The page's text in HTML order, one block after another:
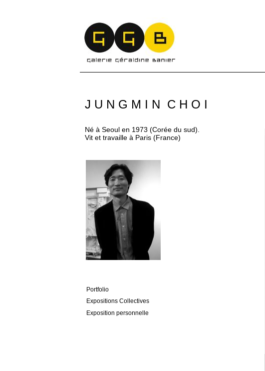
Portfolio
Expositions Collectives
Exposition personnelle
J U N G M I N C H O I
Né à Seoul en 1973 (Corée du sud).
Vit et travaille à Paris (France)